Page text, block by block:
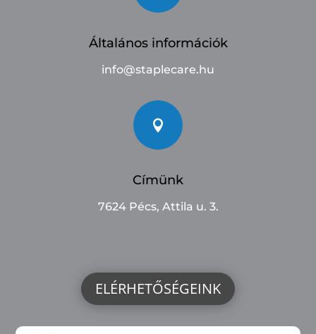
Általános információk
info@staplecare.hu

Címünk
7624 Pécs, Attila u. 3.
ELÉRHETŐSÉGEINK